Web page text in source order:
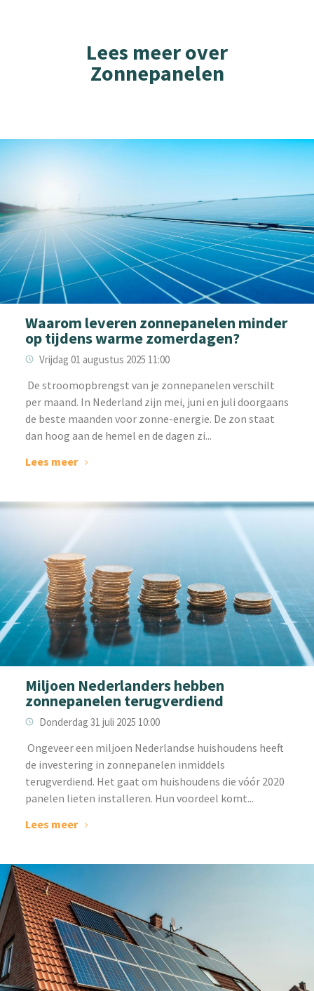
Lees meer over
Zonnepanelen
Waarom leveren zonnepanelen minder
op tijdens warme zomerdagen?
Vrijdag 01 augustus 2025 11:00
‌ De stroomopbrengst van je zonnepanelen verschilt
per maand. In Nederland zijn mei, juni en juli doorgaans
de beste maanden voor zonne-energie. De zon staat
dan hoog aan de hemel en de dagen zi...
Lees meer
Miljoen Nederlanders hebben
zonnepanelen terugverdiend
Donderdag 31 juli 2025 10:00
‌ Ongeveer een miljoen Nederlandse huishoudens heeft
de investering in zonnepanelen inmiddels
terugverdiend. Het gaat om huishoudens die vóór 2020
panelen lieten installeren. Hun voordeel komt...
Lees meer